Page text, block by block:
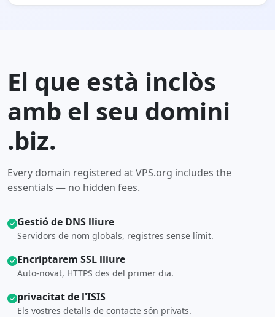
El que està inclòs
amb el seu domini
.biz.
Every domain registered at VPS.org includes the
essentials — no hidden fees.
Gestió de DNS lliure
Servidors de nom globals, registres sense límit.
Encriptarem SSL lliure
Auto-novat, HTTPS des del primer dia.
privacitat de l'ISIS
Els vostres detalls de contacte són privats.